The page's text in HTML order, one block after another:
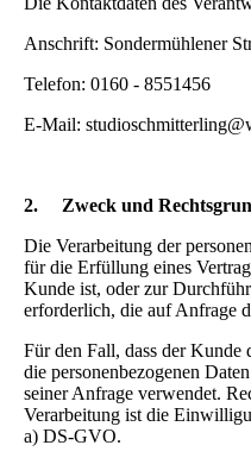
Anschrift: Sondermühlener
Telefon: 0160 - 8551456
E-Mail:
2. Zweck und
Die Verarbeitung der
für die Erfüllung eines
Kunde ist, oder zur
erforderlich, die auf Anfrage
Für den Fall, dass der
die personenbezogenen
seiner Anfrage verwendet.
Verarbeitung ist die
a) DS-GVO.